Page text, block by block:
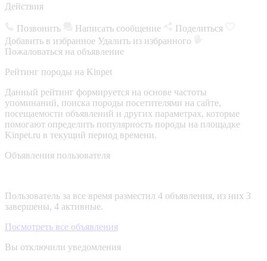
Действия
Позвонить Написать сообщение
Поделиться
Добавить в избранное Удалить из избранного
Пожаловаться на объявление
Рейтинг породы на Kinpet
Данный рейтинг формируется на основе частоты
упоминаний, поиска породы посетителями на сайте,
посещаемости объявлений и других параметрах, которые
помогают определить популярность породы на площадке
Kinpet.ru в текущий период времени.
Объявления пользователя
Пользователь за все время разместил 4 объявления, из них 3
завершены, 4 активные.
Посмотреть все объявления
Вы отключили уведомления